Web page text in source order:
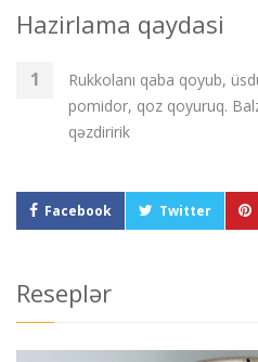
Hazirlama qaydasi
Rukkolanı qaba qoyub,
pomidor, qoz qoyuruq.
qəzdiririk
Facebook Twitter
Reseplər